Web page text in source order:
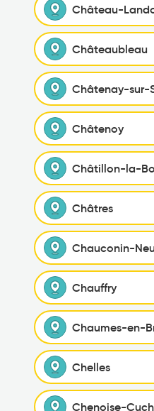
Château-
Châteaubleau
Châtenay-sur-
Châtenoy
Châtillon-la-
Châtres
Chauconin-
Chauffry
Chaumes-en-
Chelles
Chenoise-